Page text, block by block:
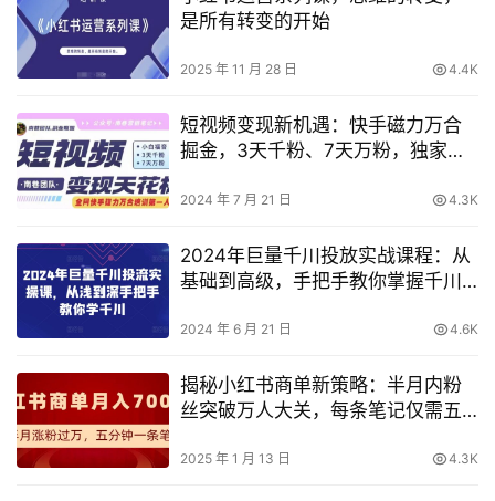
是所有转变的开始
2025 年 11 月 28 日 4.4K
短视频变现新机遇：快手磁力万合
掘金，3天千粉、7天万粉，独家原
2024 年 7 月 21 日 4.3K
2024年巨量千川投放实战课程：从
基础到高级，手把手教你掌握千川
2024 年 6 月 21 日 4.6K
揭秘小红书商单新策略：半月内粉
丝突破万人大关，每条笔记仅需五
2025 年 1 月 13 日 4.3K